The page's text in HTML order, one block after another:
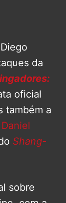
da
oficial
também a
Shang-
sobre